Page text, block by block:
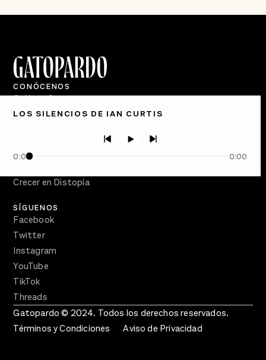
LOS SILENCIOS DE IAN CURTIS
0:00 0:00
CONÓCENOS
Quiénes Somos
Directorio
Semanario Gatopardo
Crecer en Distopía
SÍGUENOS
Facebook
Twitter
Instagram
YouTube
TikTok
Threads
Gatopardo © 2024. Todos los derechos reservados.
Términos y Condiciones
Aviso de Privacidad